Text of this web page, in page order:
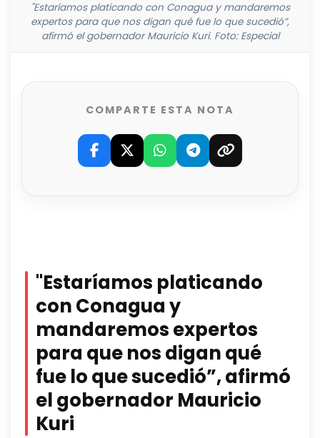
"Estaríamos platicando con Conagua y mandaremos
expertos para que nos digan qué fue lo que sucedió”,
afirmó el gobernador Mauricio Kuri. Foto: Especial
COMPARTE ESTA NOTA
"Estaríamos platicando
con Conagua y
mandaremos expertos
para que nos digan qué
fue lo que sucedió”,afirmó
el gobernador Mauricio
Kuri